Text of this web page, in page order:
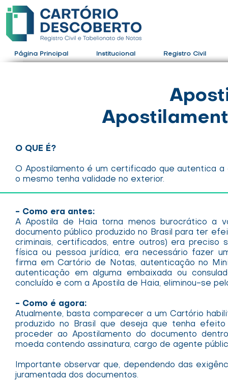
Página Principal Institucional Registro Civil
O QUE É?
O Apostilamento é um certificado que autentica a
o mesmo tenha validade no exterior.
- Como era antes:
A Apostila de Haia torna menos burocrático a
documento público produzido no Brasil para ter
criminais, certificados, entre outros) era preciso
física ou pessoa jurídica, era necessário fazer
firma em Cartório de Notas, autenticação no
autenticação em alguma embaixada ou
concluído e com a Apostila de Haia, eliminou-se
- Como é agora:
Atualmente, basta comparecer a um Cartório
produzido no Brasil que deseja que tenha
proceder ao Apostilamento do documento
moeda contendo assinatura, cargo de agente
Importante observar que, dependendo das
juramentada dos documentos.